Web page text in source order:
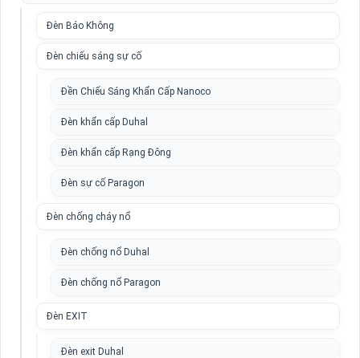
Đèn Báo Không
Đèn chiếu sáng sự cố
Đền Chiếu Sáng Khẩn Cấp Nanoco
Đèn khẩn cấp Duhal
Đèn khẩn cấp Rạng Đông
Đèn sự cố Paragon
Đèn chống cháy nổ
Đèn chống nổ Duhal
Đèn chống nổ Paragon
Đèn EXIT
Đèn exit Duhal